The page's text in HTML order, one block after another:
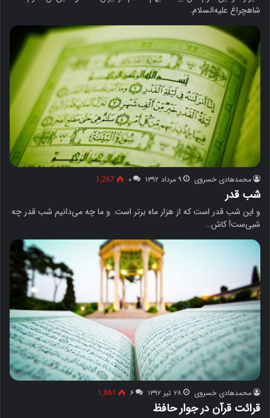
شاهچراغ علیه‌السلام.
محمدهادی خسروی ۹ مرداد ۱۳۹۲ ۰ 1,267
شب قدر
و این شب قدر است که از هزار ماه برتر است. و ما چه می‌دانیم شب قدر چه
شبی‌ست! کاش…
محمدهادی خسروی ۲۸ تیر ۱۳۹۲ ۶ 1,861
قرائت قرآن در جوار حافظ